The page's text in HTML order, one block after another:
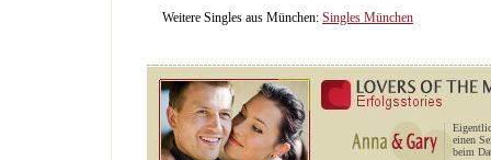
Weitere Singles aus München: Singles München
einen
beim